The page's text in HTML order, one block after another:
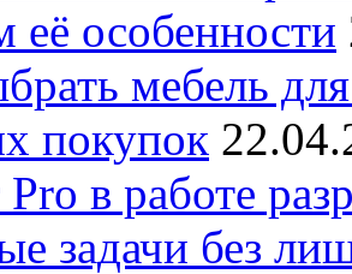
её особенности
мебель
покупок
в работе
задачи без